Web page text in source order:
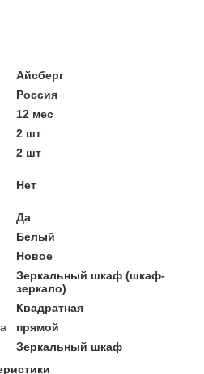
Айсберг
Россия
12 мес
2 шт
2 шт
Нет
Да
Белый
Новое
Зеркальный шкаф (шкаф-
зеркало)
Квадратная
прямой
Зеркальный шкаф